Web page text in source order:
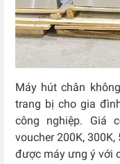
Máy hút chân
trang bị cho gia
công nghiệp. Giá
voucher 200K,
được máy ưng ý với